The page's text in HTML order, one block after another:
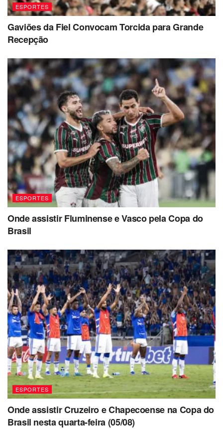
ESPORTES
Gaviões da Fiel Convocam Torcida para Grande
Recepção
ESPORTES
Onde assistir Fluminense e Vasco pela Copa do
Brasil
ESPORTES
Onde assistir Cruzeiro e Chapecoense na Copa do
Brasil nesta quarta-feira (05/08)